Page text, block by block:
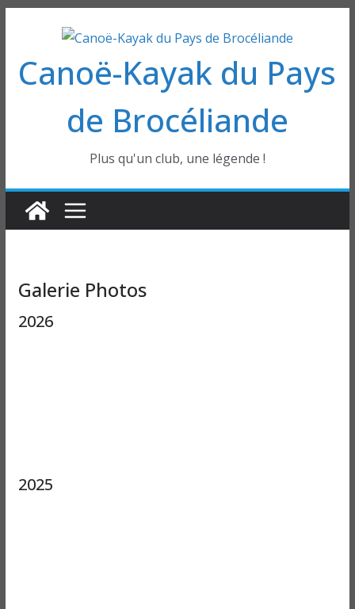
contenu
Canoë-Kayak du Pays
de Brocéliande
Plus qu'un club, une légende !
Galerie Photos
2026
2025